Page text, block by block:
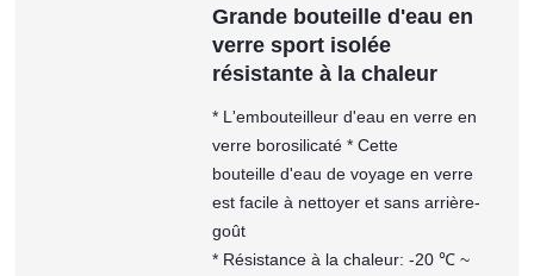
Grande bouteille d'eau en
verre sport isolée
résistante à la chaleur
* L'embouteilleur d'eau en verre en
verre borosilicaté * Cette
bouteille d'eau de voyage en verre
est facile à nettoyer et sans arrière-
goût
* Résistance à la chaleur: -20 ℃ ~